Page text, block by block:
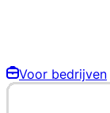
Voor bedrijven